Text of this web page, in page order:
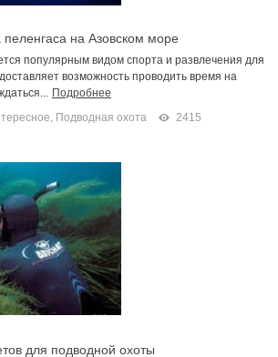
на Азовском море
популярным видом спорта и развлечения для
возможность проводить время на
Подробнее
, Подводная охота 2415
для подводной охоты